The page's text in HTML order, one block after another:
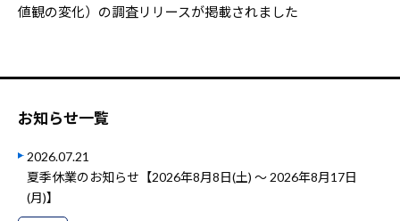
値観の変化）の調査リリースが掲載されました
お知らせ一覧
2026.07.21
夏季休業のお知らせ【2026年8月8日(土) ～ 2026年8月17日
(月)】